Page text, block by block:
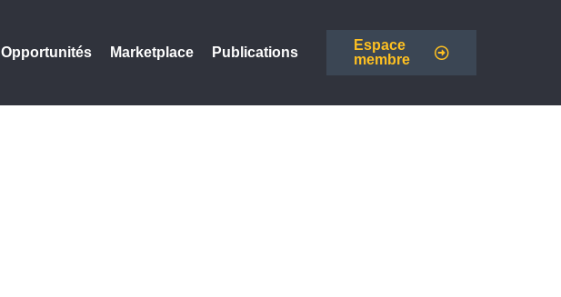
Opportunités Marketplace Publications
Espace
membre